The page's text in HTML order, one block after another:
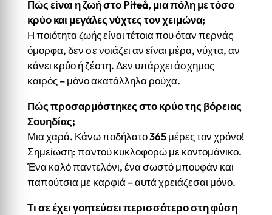
Πώς είναι η ζωή στο Piteå, μια πόλη με τόσο
κρύο και μεγάλες νύχτες τον χειμώνα;
Η ποιότητα ζωής είναι τέτοια που όταν περνάς
όμορφα, δεν σε νοιάζει αν είναι μέρα, νύχτα, αν
κάνει κρύο ή ζέστη. Δεν υπάρχει άσχημος
καιρός – μόνο ακατάλληλα ρούχα.
Πώς προσαρμόστηκες στο κρύο της βόρειας
Σουηδίας;
Μια χαρά. Κάνω ποδήλατο 365 μέρες τον χρόνο!
Σημείωση: παντού κυκλοφορώ με κοντομάνικο.
Ένα καλό παντελόνι, ένα σωστό μπουφάν και
παπούτσια με καρφιά – αυτά χρειάζεσαι μόνο.
Τι σε έχει γοητεύσει περισσότερο στη φύση